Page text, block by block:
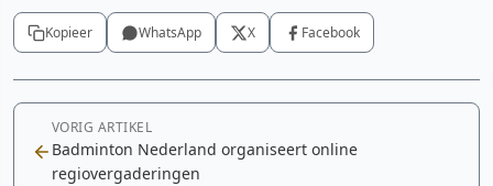
Kopieer WhatsApp X Facebook
VORIG ARTIKEL
Badminton Nederland organiseert online
regiovergaderingen